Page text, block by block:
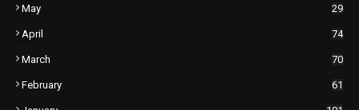
May 29
April 74
March 70
February 61